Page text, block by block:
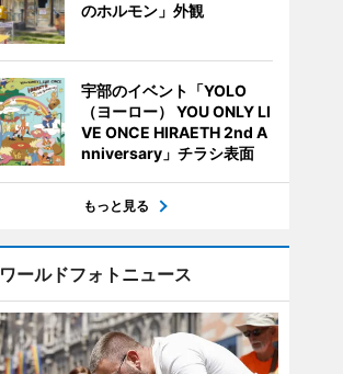
のホルモン」外観
宇部のイベント「YOLO
（ヨーロー） YOU ONLY LI
VE ONCE HIRAETH 2nd A
nniversary」チラシ表面
もっと見る
ワールドフォトニュース